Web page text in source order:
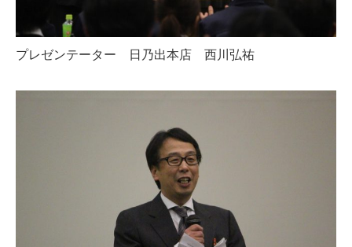
プレゼンテーター 日乃出本店 西川弘祐